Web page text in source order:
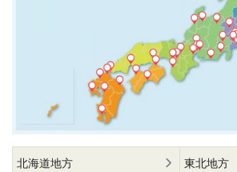
北海道地方 東北地方